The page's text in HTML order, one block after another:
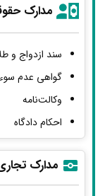
مدارک
سند ازدواج و
گواهی عدم
وکالت‌نامه
احکام دادگاه
مدارک